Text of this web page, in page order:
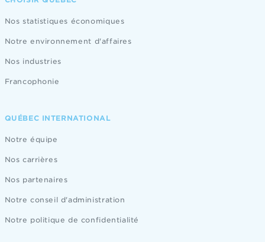
Nos statistiques économiques
Notre environnement d'affaires
Nos industries
Francophonie
QUÉBEC INTERNATIONAL
Notre équipe
Nos carrières
Nos partenaires
Notre conseil d'administration
Notre politique de confidentialité